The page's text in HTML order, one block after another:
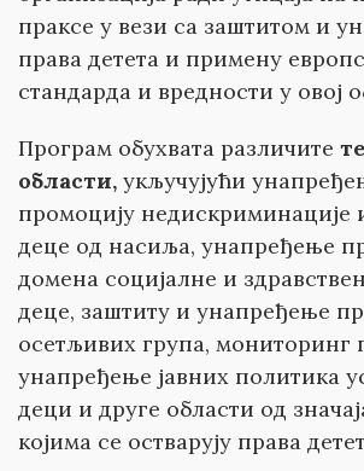
праксе у вези са заштитом и
права детета и примену
стандарда и вредности у овој
Програм обухвата различите
области, укључујући
промоцију недискриминације
деце од насиља, унапређење
домена социјалне и
деце, заштиту и унапређење
осетљивих група, мониторинг
унапређење јавних политика
деци и друге области од
којима се остварују права